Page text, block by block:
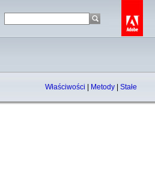
Właściwości Metody Stałe